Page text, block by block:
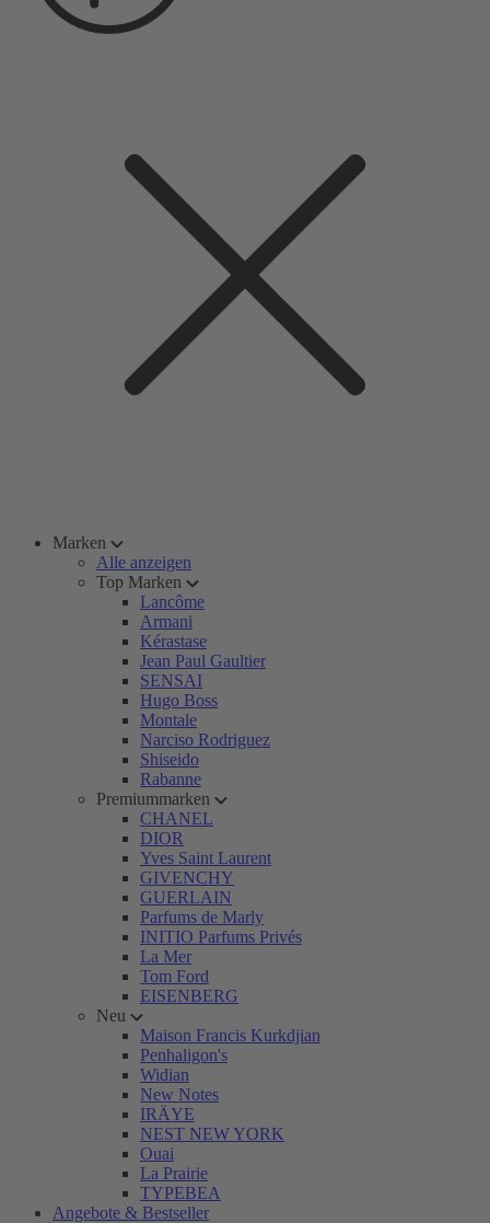
Marken
Alle anzeigen
Top Marken
Lancôme
Armani
Kérastase
Jean Paul Gaultier
SENSAI
Hugo Boss
Montale
Narciso Rodriguez
Shiseido
Rabanne
Premiummarken
CHANEL
DIOR
Yves Saint Laurent
GIVENCHY
GUERLAIN
Parfums de Marly
INITIO Parfums Privés
La Mer
Tom Ford
EISENBERG
Neu
Maison Francis Kurkdjian
Penhaligon's
Widian
New Notes
IRÄYE
NEST NEW YORK
Ouai
La Prairie
TYPEBEA
Angebote & Bestseller